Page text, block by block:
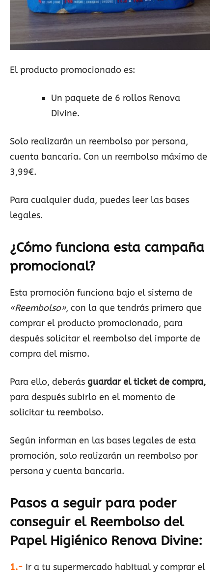
El producto promocionado es:
Un paquete de 6 rollos Renova
Divine.
Solo realizarán un reembolso por persona,
cuenta bancaria. Con un reembolso máximo de
3,99€.
Para cualquier duda, puedes leer las bases
legales.
¿Cómo funciona esta campaña
promocional?
Esta promoción funciona bajo el sistema de
«Reembolso», con la que tendrás primero que
comprar el producto promocionado, para
después solicitar el reembolso del importe de
compra del mismo.
Para ello, deberás guardar el ticket de compra,
para después subirlo en el momento de
solicitar tu reembolso.
Según informan en las bases legales de esta
promoción, solo realizarán un reembolso por
persona y cuenta bancaria.
Pasos a seguir para poder
conseguir el Reembolso del
Papel Higiénico Renova Divine:
1.- Ir a tu supermercado habitual y comprar el